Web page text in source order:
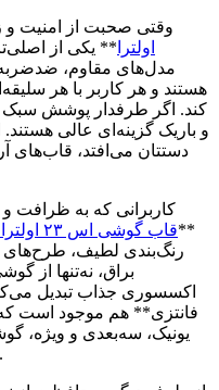
وقتی صحبت از امنیت
اولترا ** یکی از
مدل‌های مقاوم،
هستند و هر کاربر با هر
کند. اگر طرفدار پوشش
و باریک گزینه‌ای عالی
دستتان می‌افتد، قاب‌های
کاربرانی که به ظرافت و
**قاب گوشی اس ۲۳ اولترا دخترانه
رنگ‌بندی لطیف، طرح‌های
براق، نه‌تنها از
اکسسوری جذاب تبدیل
یونیک، سه‌بعدی و ویژه،
می‌دهد و جلوه خاصی به آن می‌بخشد.